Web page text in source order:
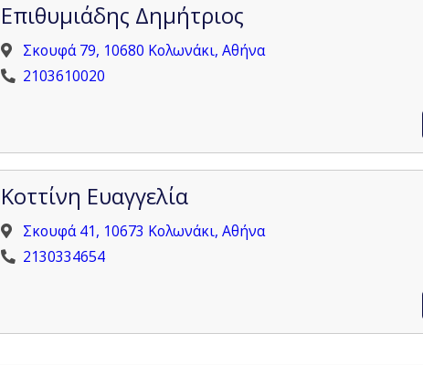
Επιθυμιάδης Δημήτριος
Σκουφά 79, 10680 Κολωνάκι, Αθήνα
2103610020
Κοττίνη Ευαγγελία
Σκουφά 41, 10673 Κολωνάκι, Αθήνα
2130334654